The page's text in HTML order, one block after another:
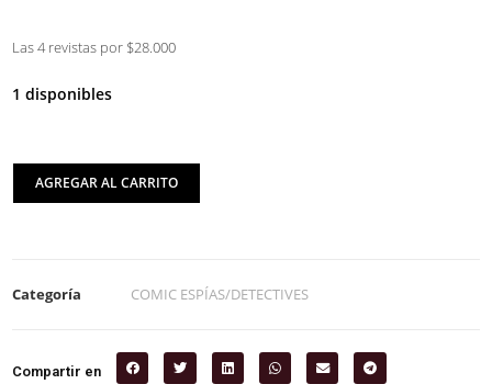
Las 4 revistas por $28.000
1 disponibles
AGREGAR AL CARRITO
Categoría COMIC ESPÍAS/DETECTIVES
Compartir en